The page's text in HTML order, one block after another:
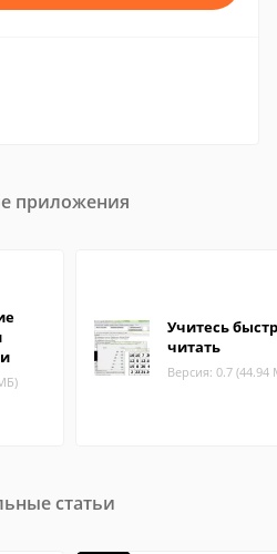
приложения
Учитесь
читать
Версия: 0.7 (44.94
статьи